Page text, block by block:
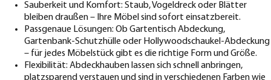
Sauberkeit und Komfort: Staub, Vogeldreck oder Blätter
bleiben draußen – Ihre Möbel sind sofort einsatzbereit.
Passgenaue Lösungen: Ob Gartentisch Abdeckung,
Gartenbank-Schutzhülle oder Hollywoodschaukel-Abdeckung
– für jedes Möbelstück gibt es die richtige Form und Größe.
Flexibilität: Abdeckhauben lassen sich schnell anbringen,
platzsparend verstauen und sind in verschiedenen Farben wie